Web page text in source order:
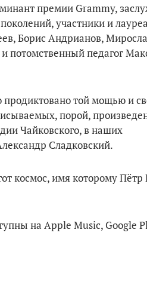
премии Grammy,
участники и
Борис Андрианов,
потомственный педагог
продиктовано той мощью и
порой,
Чайковского, в наших
Сладковский.
космос, имя которому
на Apple Music, Google